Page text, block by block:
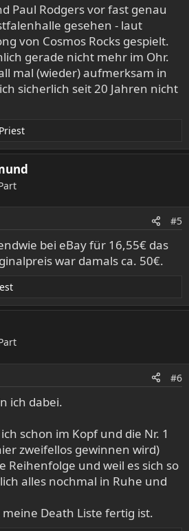
Paul Rodgers vor fast genau
gesehen - laut
von Cosmos Rocks gespielt.
gerade nicht mehr im Ohr.
mal (wieder) aufmerksam in
sicherlich seit 20 Jahren nicht
#5
bei eBay für 16,55€ das
war damals ca. 50€.
#6
ich dabei.
schon im Kopf und die Nr. 1
zweifellos gewinnen wird)
Reihenfolge und weil es sich so
alles nochmal in Ruhe und
Death Liste fertig ist.